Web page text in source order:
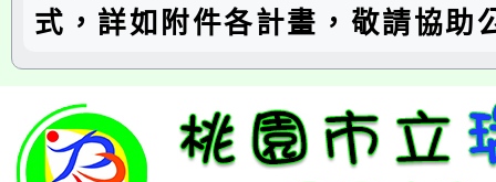
式，詳如附件各計畫，敬請協助